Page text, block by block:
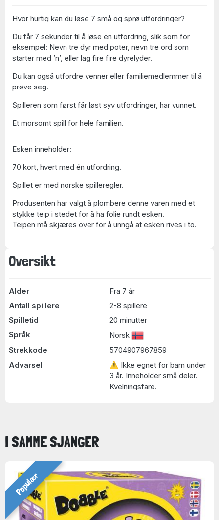
Oversikt
Alder
Fra 7 år
Antall spillere
2-8 spillere
Spilletid
20 minutter
Språk
Norsk
Strekkode
5704907967859
Advarsel
⚠ Ikke egnet for barn under
3 år. Inneholder små deler.
Kvelningsfare.
Hvor hurtig kan du løse 7 små og sprø utfordringer?
Du får 7 sekunder til å løse en utfordring, slik som for
eksempel: Nevn tre dyr med poter, nevn tre ord som
starter med ’n’, eller lag fire fire dyrelyder.
Du kan også utfordre venner eller familiemedlemmer til å
prøve seg.
Spilleren som først får løst syv utfordringer, har vunnet.
Et morsomt spill for hele familien.
Esken inneholder:
70 kort, hvert med én utfordring.
Spillet er med norske spilleregler.
Produsenten har valgt å plombere denne varen med et
stykke teip i stedet for å ha folie rundt esken.
Teipen må skjæres over for å unngå at esken rives i to.
I SAMME SJANGER
Populær